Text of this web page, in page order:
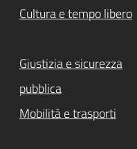
Cultura e tempo libero
Giustizia e sicurezza
pubblica
Mobilità e trasporti